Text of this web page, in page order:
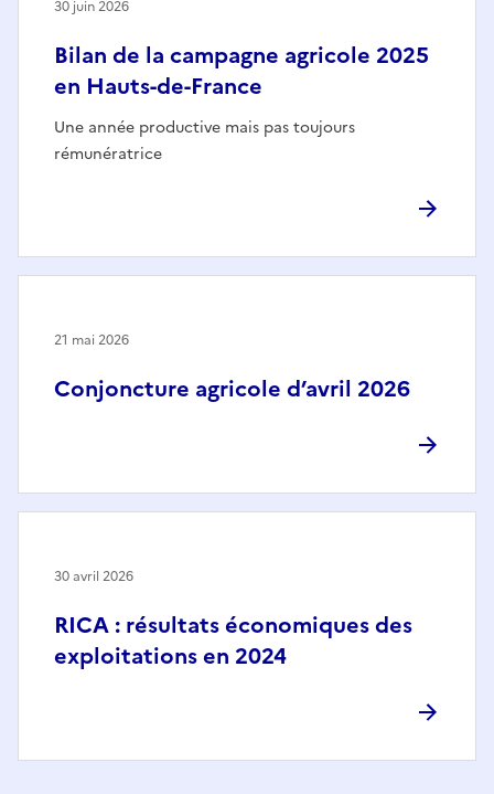
Bilan de la campagne agricole 2025
en Hauts-de-France
Une année productive mais pas toujours
rémunératrice
30 juin 2026
Conjoncture agricole d’avril 2026
21 mai 2026
RICA : résultats économiques des
exploitations en 2024
30 avril 2026